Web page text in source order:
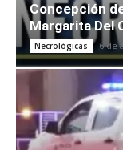
Concepción
Margarita Del
Necrológicas 6 de